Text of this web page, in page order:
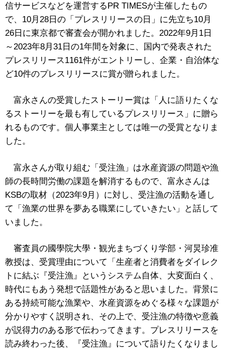
信サービスなどを運営するPR TIMESが主催したもの
で、10月28日の「プレスリリースの日」に先立ち10月
26日に東京都で審査会が開かれました。2022年9月1日
～2023年8月31日の1年間を対象に、国内で発表された
プレスリリース1161件がエントリーし、企業・自治体な
ど10件のプレスリリースに賞が贈られました。
富永さんの受賞したストーリー賞は「人に語りたくな
るストーリーを最も有しているプレスリリース」に贈ら
れるものです。個人事業主としては唯一の受賞となりま
した。
富永さんが取り組む「受注漁」は水産資源の問題や漁
師の長時間労働の課題を解消するもので、富永さんは
KSBの取材（2023年9月）に対し、受注漁の活動を通し
て「漁業の世界を夢ある職業にしていきたい」と話して
いました。
審査員の國學院大學・観光まちづくり学部・河炅珍准
教授は、受賞理由について「生産者と消費者をダイレク
トに結ぶ『受注漁』というシステム自体、大変面白く、
時代にもあう発想で話題性があると思いました。背景に
ある持続可能な漁業や、水産資源をめぐる様々な課題が
分かりやすく説明され、その上で、受注漁の特徴や意義
が説得力のある形で伝わってきます。プレスリリースを
読み終わった後、『受注漁』について語りたくなりまし